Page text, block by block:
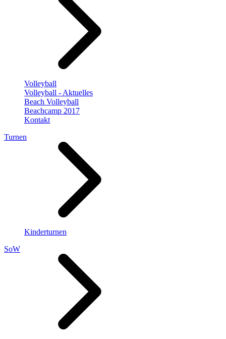
Volleyball
Volleyball - Aktuelles
Beach Volleyball
Beachcamp 2017
Kontakt
Turnen
Kinderturnen
SoW